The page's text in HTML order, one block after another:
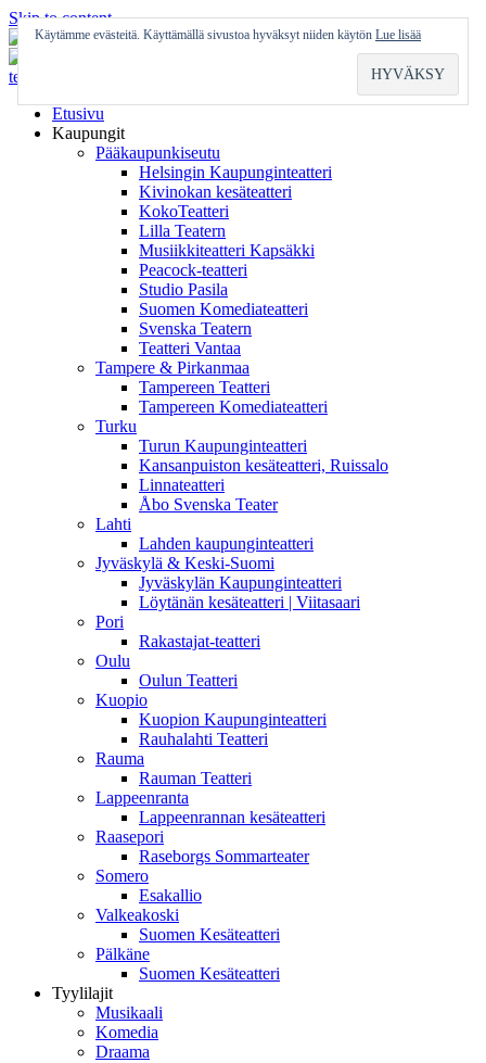
Skip to content
Etusivu
Kaupungit
Pääkaupunkiseutu
Helsingin Kaupunginteatteri
Kivinokan kesäteatteri
KokoTeatteri
Lilla Teatern
Musiikkiteatteri Kapsäkki
Peacock-teatteri
Studio Pasila
Suomen Komediateatteri
Svenska Teatern
Teatteri Vantaa
Tampere & Pirkanmaa
Tampereen Teatteri
Tampereen Komediateatteri
Turku
Turun Kaupunginteatteri
Kansanpuiston kesäteatteri, Ruissalo
Linnateatteri
Åbo Svenska Teater
Lahti
Lahden kaupunginteatteri
Jyväskylä & Keski-Suomi
Jyväskylän Kaupunginteatteri
Löytänän kesäteatteri | Viitasaari
Pori
Rakastajat-teatteri
Oulu
Oulun Teatteri
Kuopio
Kuopion Kaupunginteatteri
Rauhalahti Teatteri
Rauma
Rauman Teatteri
Lappeenranta
Lappeenrannan kesäteatteri
Raasepori
Raseborgs Sommarteater
Somero
Esakallio
Valkeakoski
Suomen Kesäteatteri
Pälkäne
Suomen Kesäteatteri
Tyylilajit
Musikaali
Komedia
Draama
Käytämme evästeitä. Käyttämällä sivustoa hyväksyt niiden käytön Lue lisää